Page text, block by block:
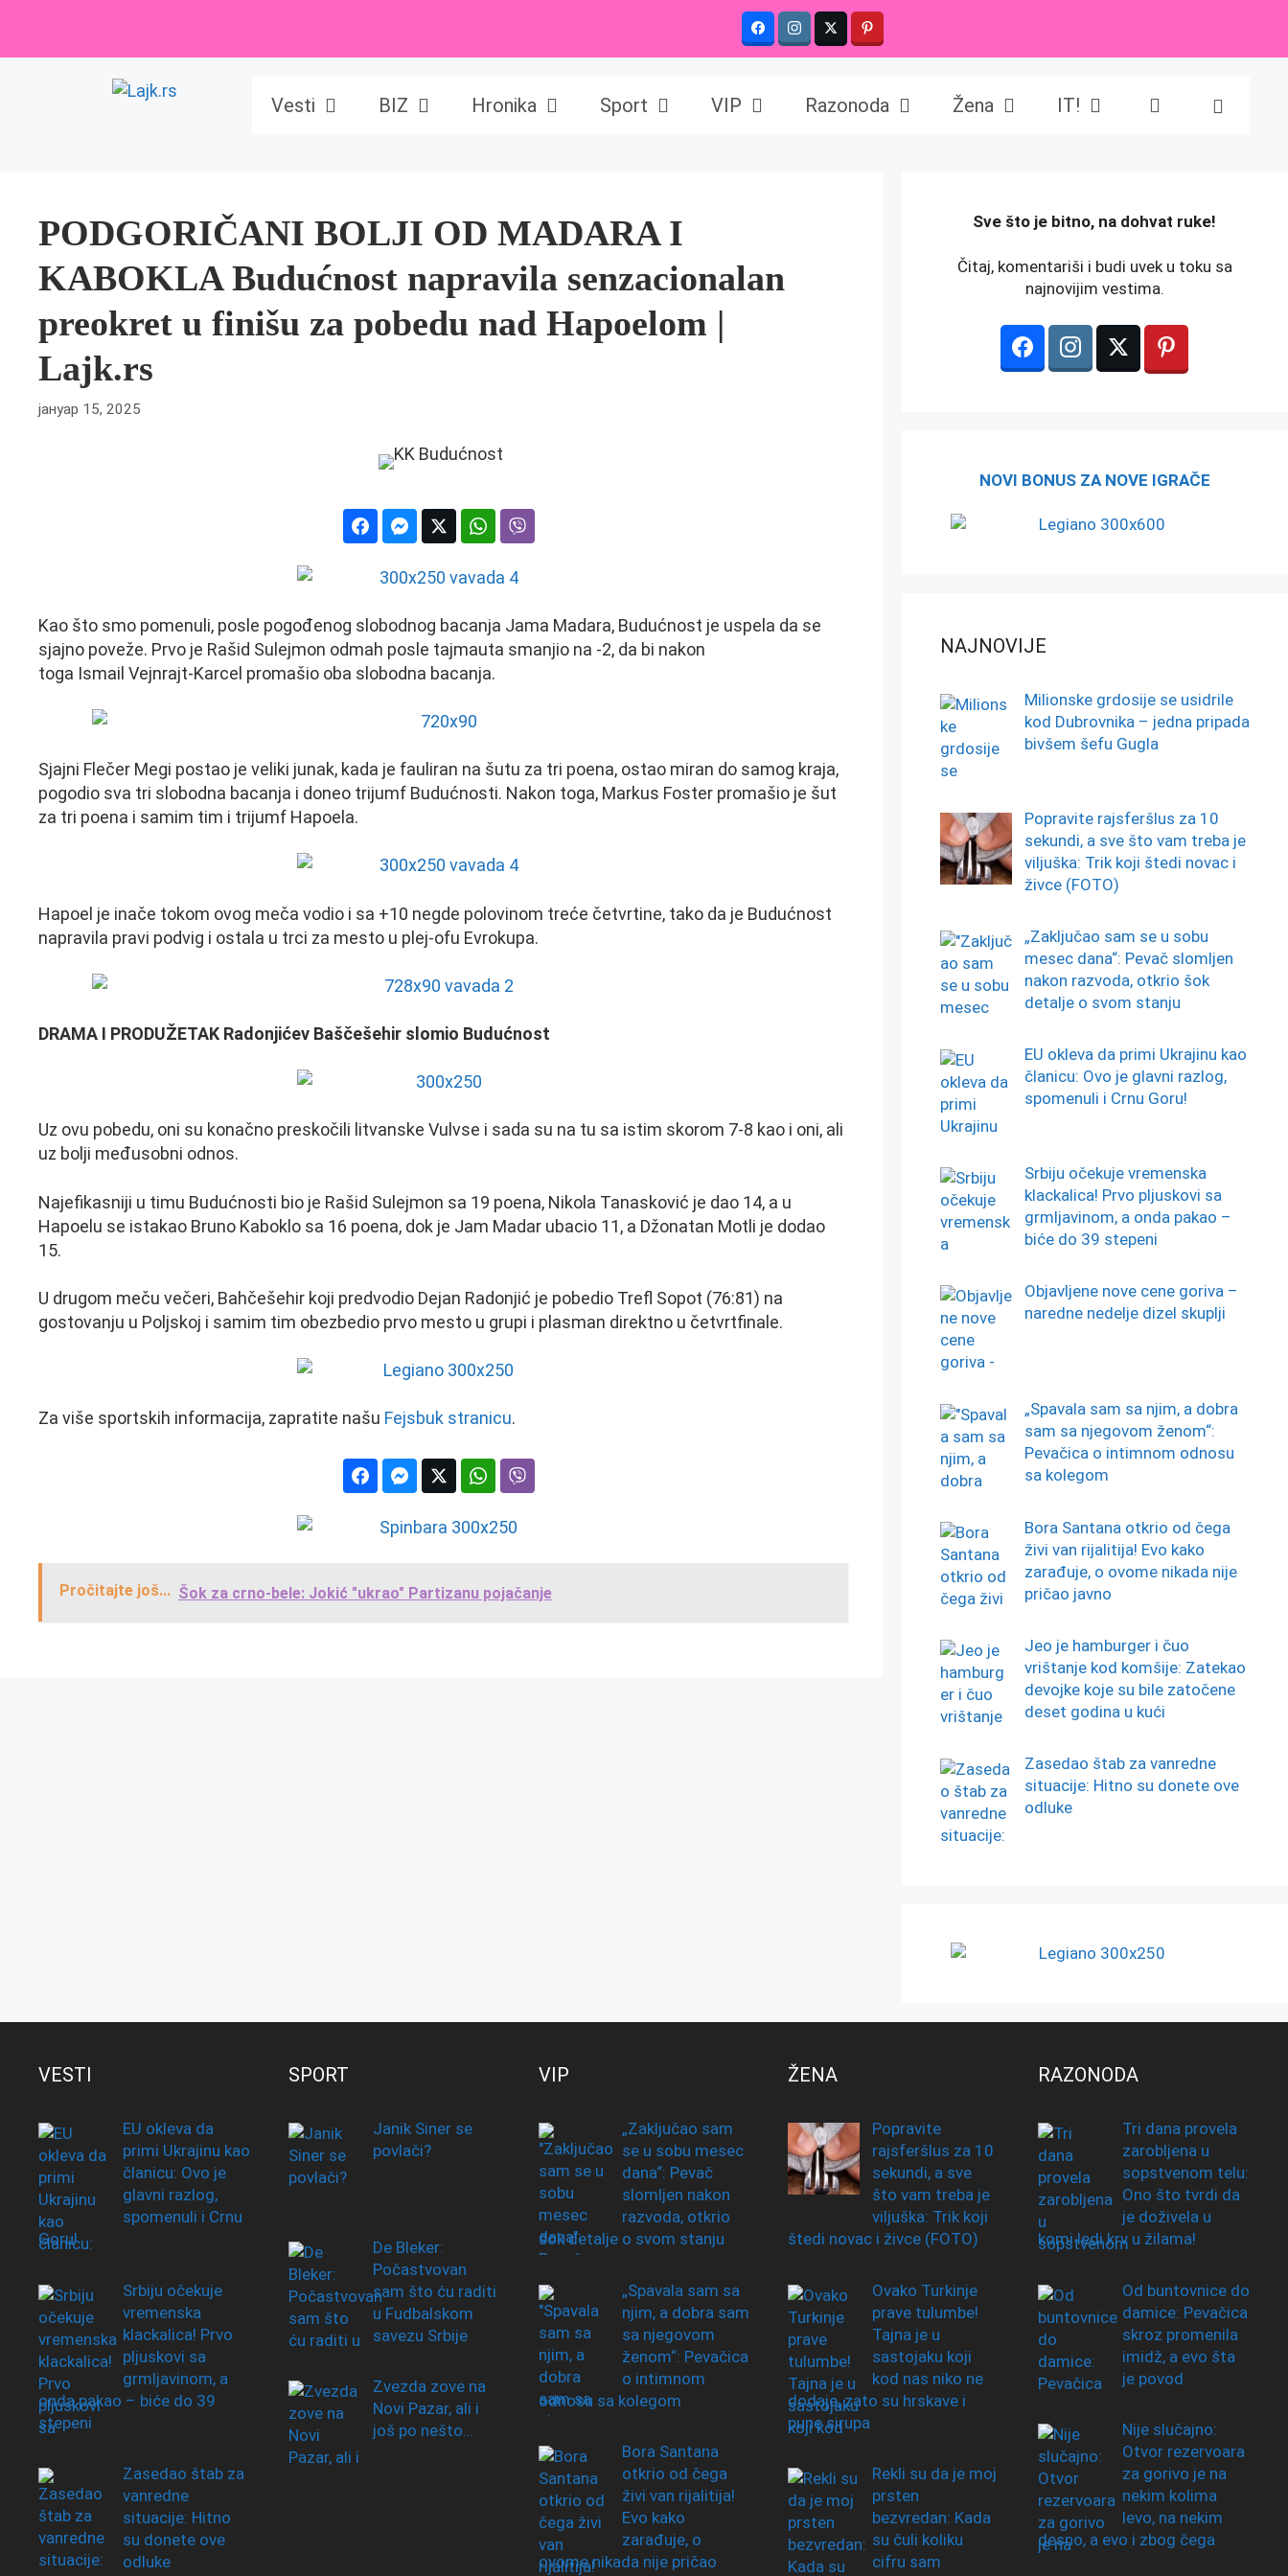
content
Vesti BIZ Hronika Sport VIP Razonoda Žena IT!
PODGORIČANI BOLJI OD MADARA I
KABOKLA Budućnost napravila senzacionalan
preokret u finišu za pobedu nad Hapoelom |
Lajk.rs
јануар 15, 2025
Kao što smo pomenuli, posle pogođenog slobodnog bacanja Jama Madara, Budućnost je uspela da se
sjajno poveže. Prvo je Rašid Sulejmon odmah posle tajmauta smanjio na -2, da bi nakon
toga Ismail Vejnrajt-Karcel promašio oba slobodna bacanja.
Sjajni Flečer Megi postao je veliki junak, kada je fauliran na šutu za tri poena, ostao miran do samog kraja,
pogodio sva tri slobodna bacanja i doneo trijumf Budućnosti. Nakon toga, Markus Foster promašio je šut
za tri poena i samim tim i trijumf Hapoela.
Hapoel je inače tokom ovog meča vodio i sa +10 negde polovinom treće četvrtine, tako da je Budućnost
napravila pravi podvig i ostala u trci za mesto u plej-ofu Evrokupa.
DRAMA I PRODUŽETAK Radonjićev Baščešehir slomio Budućnost
Uz ovu pobedu, oni su konačno preskočili litvanske Vulvse i sada su na tu sa istim skorom 7-8 kao i oni, ali
uz bolji međusobni odnos.
Najefikasniji u timu Budućnosti bio je Rašid Sulejmon sa 19 poena, Nikola Tanasković je dao 14, a u
Hapoelu se istakao Bruno Kaboklo sa 16 poena, dok je Jam Madar ubacio 11, a Džonatan Motli je dodao
15.
U drugom meču večeri, Bahčešehir koji predvodio Dejan Radonjić je pobedio Trefl Sopot (76:81) na
gostovanju u Poljskoj i samim tim obezbedio prvo mesto u grupi i plasman direktno u četvrtfinale.
Za više sportskih informacija, zapratite našu Fejsbuk stranicu.
Pročitajte još... Šok za crno-bele: Jokić "ukrao" Partizanu pojačanje
️Sve što je bitno, na dohvat ruke!
Čitaj, komentariši i budi uvek u toku sa
najnovijim vestima.
NOVI BONUS ZA NOVE IGRAČE
NAJNOVIJE
Milionske grdosije se usidrile
kod Dubrovnika – jedna pripada
bivšem šefu Gugla
Popravite rajsferšlus za 10
sekundi, a sve što vam treba je
viljuška: Trik koji štedi novac i
živce (FOTO)
„Zaključao sam se u sobu
mesec dana“: Pevač slomljen
nakon razvoda, otkrio šok
detalje o svom stanju
EU okleva da primi Ukrajinu kao
članicu: Ovo je glavni razlog,
spomenuli i Crnu Goru!
Srbiju očekuje vremenska
klackalica! Prvo pljuskovi sa
grmljavinom, a onda pakao –
biće do 39 stepeni
Objavljene nove cene goriva –
naredne nedelje dizel skuplji
„Spavala sam sa njim, a dobra
sam sa njegovom ženom“:
Pevačica o intimnom odnosu
sa kolegom
Bora Santana otkrio od čega
živi van rijalitija! Evo kako
zarađuje, o ovome nikada nije
pričao javno
Jeo je hamburger i čuo
vrištanje kod komšije: Zatekao
devojke koje su bile zatočene
deset godina u kući
Zasedao štab za vanredne
situacije: Hitno su donete ove
odluke
VESTI
EU okleva da
primi Ukrajinu kao
članicu: Ovo je
glavni razlog,
spomenuli i Crnu
Goru!
Srbiju očekuje
vremenska
klackalica! Prvo
pljuskovi sa
grmljavinom, a
onda pakao – biće do 39
stepeni
Zasedao štab za
vanredne
situacije: Hitno
su donete ove
odluke
SPORT
Janik Siner se
povlači?
De Bleker:
Počastvovan
sam što ću raditi
u Fudbalskom
savezu Srbije
Zvezda zove na
Novi Pazar, ali i
još po nešto…
VIP
„Zaključao sam
se u sobu mesec
dana“: Pevač
slomljen nakon
razvoda, otkrio
šok detalje o svom stanju
„Spavala sam sa
njim, a dobra sam
sa njegovom
ženom“: Pevačica
o intimnom
odnosu sa kolegom
Bora Santana
otkrio od čega
živi van rijalitija!
Evo kako
zarađuje, o
ovome nikada nije pričao
ŽENA
Popravite
rajsferšlus za 10
sekundi, a sve
što vam treba je
viljuška: Trik koji
štedi novac i živce (FOTO)
Ovako Turkinje
prave tulumbe!
Tajna je u
sastojaku koji
kod nas niko ne
dodaje, zato su hrskave i
pune sirupa
Rekli su da je moj
prsten
bezvredan: Kada
su čuli koliku
cifru sam
RAZONODA
Tri dana provela
zarobljena u
sopstvenom telu:
Ono što tvrdi da
je doživela u
komi ledi krv u žilama!
Od buntovnice do
damice: Pevačica
skroz promenila
imidž, a evo šta
je povod
Nije slučajno:
Otvor rezervoara
za gorivo je na
nekim kolima
levo, na nekim
desno, a evo i zbog čega